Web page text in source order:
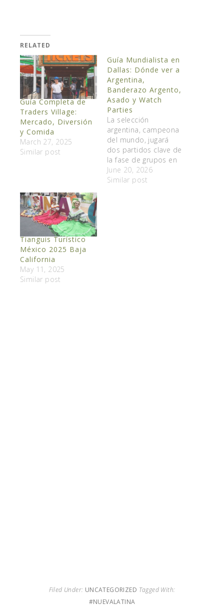
RELATED
Guía Completa de
Traders Village:
Mercado, Diversión
y Comida
March 27, 2025
Similar post
Guía Mundialista en
Dallas: Dónde ver a
Argentina,
Banderazo Argento,
Asado y Watch
Parties
La selección
argentina, campeona
del mundo, jugará
dos partidos clave de
la fase de grupos en
el norte de Texas y
Dallas está preparada
June 20, 2026
Similar post
Tianguis Turístico
México 2025 Baja
California
May 11, 2025
Similar post
Filed Under: UNCATEGORIZED Tagged With:
#NUEVALATINA